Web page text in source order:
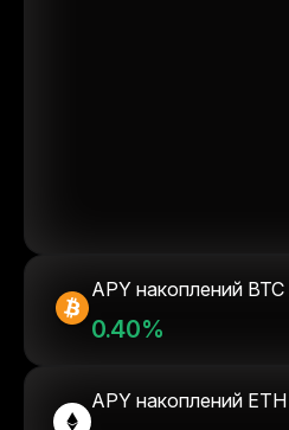
APY накоплений BTC
0.40%
APY накоплений ETH